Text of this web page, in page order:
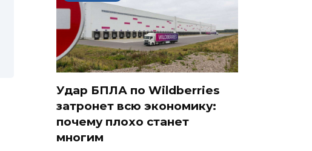
Удар БПЛА по Wildberries
затронет всю экономику:
почему плохо станет
многим